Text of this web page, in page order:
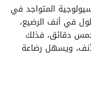
المتواجد في
في أنف الرضيع،
دقائق، فذلك
ويسهل رضاعة